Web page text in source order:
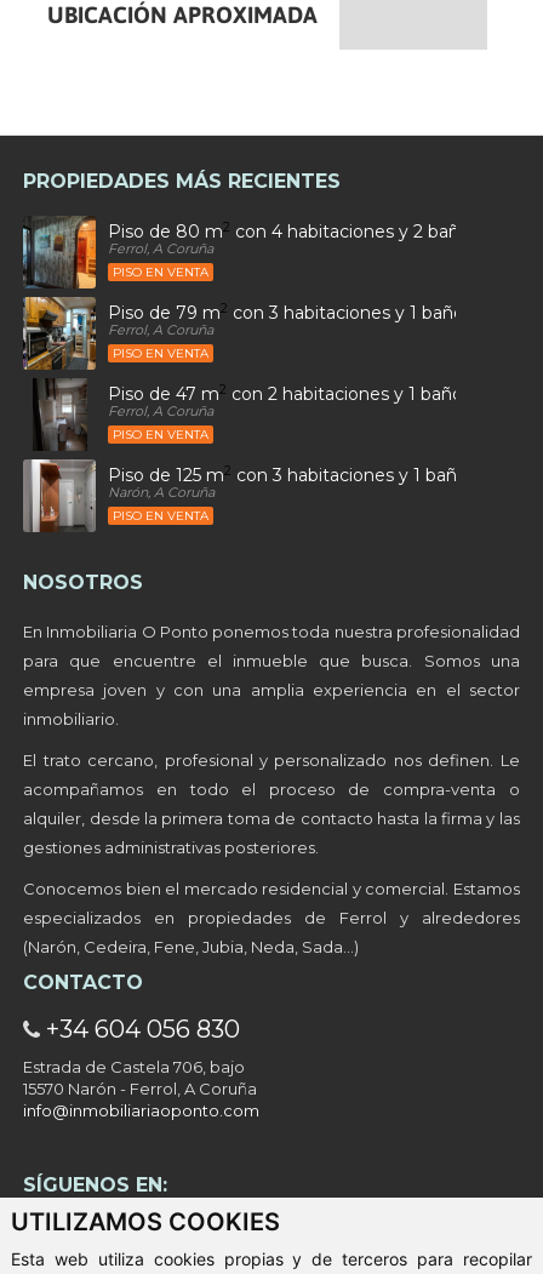
UTILIZAMOS COOKIES
Esta web utiliza cookies propias y de terceros para recopilar
UBICACIÓN APROXIMADA
PROPIEDADES MÁS RECIENTES
Piso de 80 m2 con 4 habitaciones y 2 baños en
Ferrol, A Coruña
PISO EN VENTA
Piso de 79 m2 con 3 habitaciones y 1 baños en
Ferrol, A Coruña
PISO EN VENTA
Piso de 47 m2 con 2 habitaciones y 1 baños en
Ferrol, A Coruña
PISO EN VENTA
Piso de 125 m2 con 3 habitaciones y 1 baños en
Narón, A Coruña
PISO EN VENTA
NOSOTROS
En Inmobiliaria O Ponto ponemos toda nuestra profesionalidad
para que encuentre el inmueble que busca. Somos una
empresa joven y con una amplia experiencia en el sector
inmobiliario.
El trato cercano, profesional y personalizado nos definen. Le
acompañamos en todo el proceso de compra-venta o
alquiler, desde la primera toma de contacto hasta la firma y las
gestiones administrativas posteriores.
Conocemos bien el mercado residencial y comercial. Estamos
especializados en propiedades de Ferrol y alrededores
(Narón, Cedeira, Fene, Jubia, Neda, Sada…)
CONTACTO
+34 604 056 830
Estrada de Castela 706, bajo
15570 Narón - Ferrol, A Coruña
info@inmobiliariaoponto.com
SÍGUENOS EN: